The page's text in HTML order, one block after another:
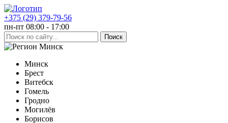
+375 (29) 379-79-56
пн-пт 08:00 - 17:00
Минск
Минск
Брест
Витебск
Гомель
Гродно
Могилёв
Борисов